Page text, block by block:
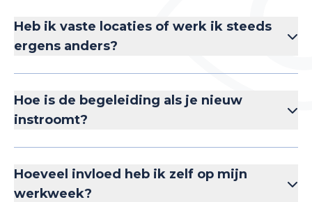
Heb ik vaste locaties of werk ik steeds
ergens anders?
Hoe is de begeleiding als je nieuw
instroomt?
Hoeveel invloed heb ik zelf op mijn
werkweek?